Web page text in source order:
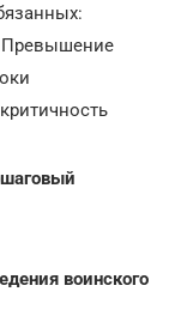
Превышение
воинского